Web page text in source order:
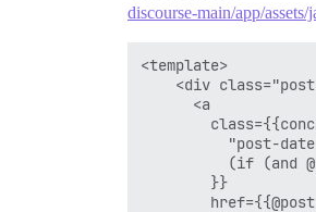
discourse-main/app/
<template>
<div
      <a
"post-
(if (and
        }}